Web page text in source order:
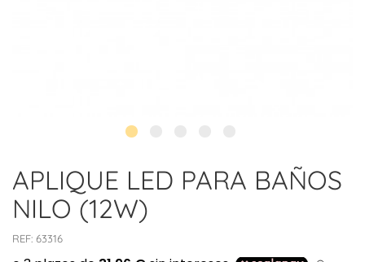
APLIQUE LED PARA BAÑOS
NILO (12W)
REF: 63316